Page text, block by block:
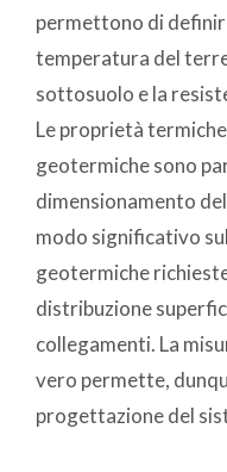
permettono di
temperatura del
sottosuolo e la
Le proprietà
geotermiche sono
dimensionamento
modo significativo
geotermiche
distribuzione
collegamenti. La
vero permette,
progettazione del